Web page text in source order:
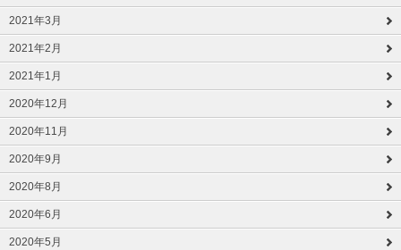
2021年3月
2021年2月
2021年1月
2020年12月
2020年11月
2020年9月
2020年8月
2020年6月
2020年5月